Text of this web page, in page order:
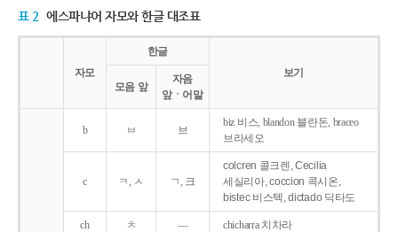
표 2 에스파냐어 자모와 한글 대조표
자모
한글
보기
모음 앞
자음
앞ㆍ어말
b ㅂ 브
biz 비스, blandon 블란돈, braceo
브라세오
c ㅋ, ㅅ ㄱ, 크
colcren 콜크렌, Cecilia
세실리아, coccion 콕시온,
bistec 비스텍, dictado 딕타도
ch ㅊ ― chicharra 치차라